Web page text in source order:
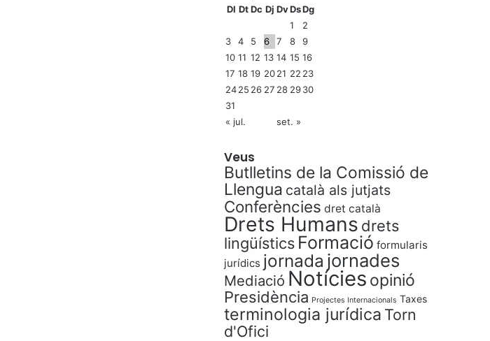
Dl Dt Dc Dj DvDsDg
1
2
3
4 5 6 7 8
9
10 11 12 13 14 15 16
17 18 19 2021 22 23
2425 26 27 28 2930
31
« jul.
set. »
Veus
Butlletins de la Comissió de
Llengua català als jutjats
Conferències dret català
Drets Humans drets
lingüístics Formació formularis
jurídics jornada jornades
Mediació Notícies opinió
Presidència Projectes Internacionals Taxes
terminologia jurídica Torn
d'Ofici